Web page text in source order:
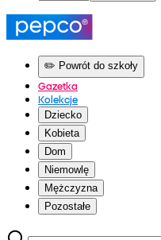
✏️ Powrót do szkoły
Gazetka
Kolekcje
Dziecko
Kobieta
Dom
Niemowlę
Mężczyzna
Pozostałe